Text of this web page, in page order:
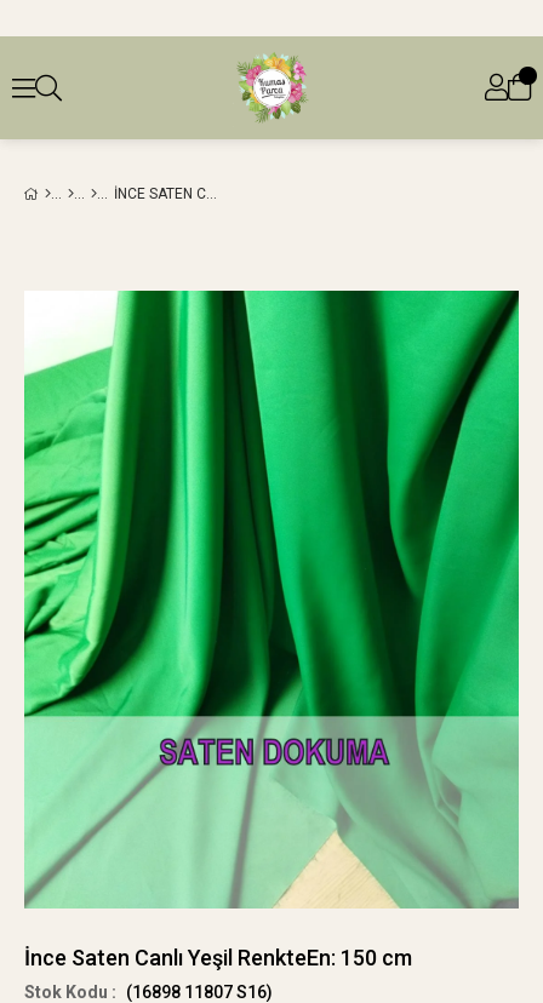
İNCE SATEN CANLI YEŞIL RENKTEEN: 150 CM
İnce Saten Canlı Yeşil RenkteEn: 150 cm
(16898 11807 S16)